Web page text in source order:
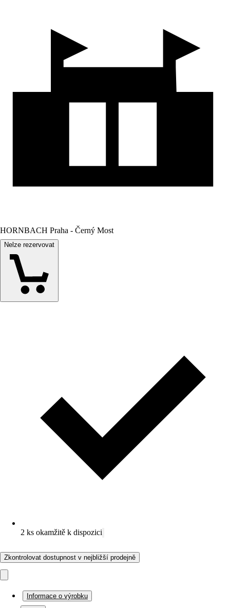
HORNBACH Praha - Černý Most
Nelze rezervovat
2 ks okamžitě k dispozici
Zkontrolovat dostupnost v nejbližší prodejně
Informace o výrobku